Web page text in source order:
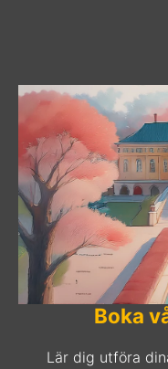
Boka
Lär dig utföra